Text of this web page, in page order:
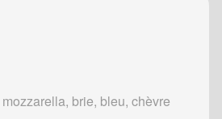
brie, bleu, chèvre